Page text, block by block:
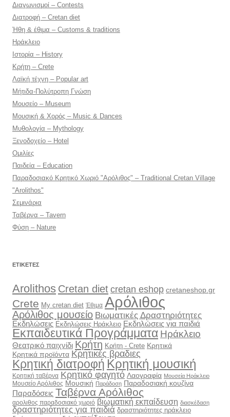
Διαγωνισμοί – Contests
Διατροφή – Cretan diet
Ήθη & έθιμα – Customs & traditions
Ηράκλειο
Ιστορία – History
Κρήτη – Crete
Λαϊκή τέχνη – Popular art
Μήτιδα-Πολύτροπη Γνώση
Μουσείο – Museum
Μουσική & Χορός – Music & Dances
Μυθολογία – Mythology
Ξενοδοχείο – Hotel
Ομιλίες
Παιδεία – Education
Παραδοσιακό Κρητικό Χωριό "Αρόλιθος" – Traditional Cretan Village
"Arolithos"
Σεμινάρια
Ταβέρνα – Tavern
Φύση – Nature
ΕΤΙΚΈΤΕΣ
Arolithos Cretan dietcretan eshop cretaneshop.gr
Crete My cretan diet Έθιμα Αρόλιθος
Αρόλιθος μουσείο Βιωματικές Δραστηριότητες
Εκδηλώσεις Εκδηλώσεις Ηράκλειο Εκδηλώσεις για παιδιά
Εκπαιδευτικά Προγράμματα Ηράκλειο
Θεατρικό παιχνίδι Κρήτη Κρήτη - Crete Κρητικά
Κρητικά προϊόντα Κρητικές βραδιες
Κρητική διατροφή Κρητική μουσική
Κρητική ταβέρνα Κρητικό φαγητό Λαογραφία Μουσεία Ηράκλειο
Μουσείο Αρόλιθος Μουσική Παράδοση Παραδοσιακή κουζίνα
Παραδόσεις Ταβέρνα Αρόλιθος
αρολιθος παραδοσιακό χωριό βιωματική εκπαίδευση διασκέδαση
δραστηριότητες για παιδιά δραστηριότητες ηράκλειο